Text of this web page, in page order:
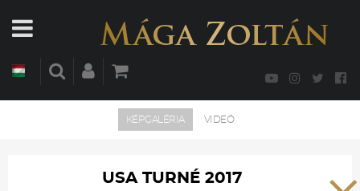
KÉPGALÉRIA VIDEÓ
USA TURNÉ 2017